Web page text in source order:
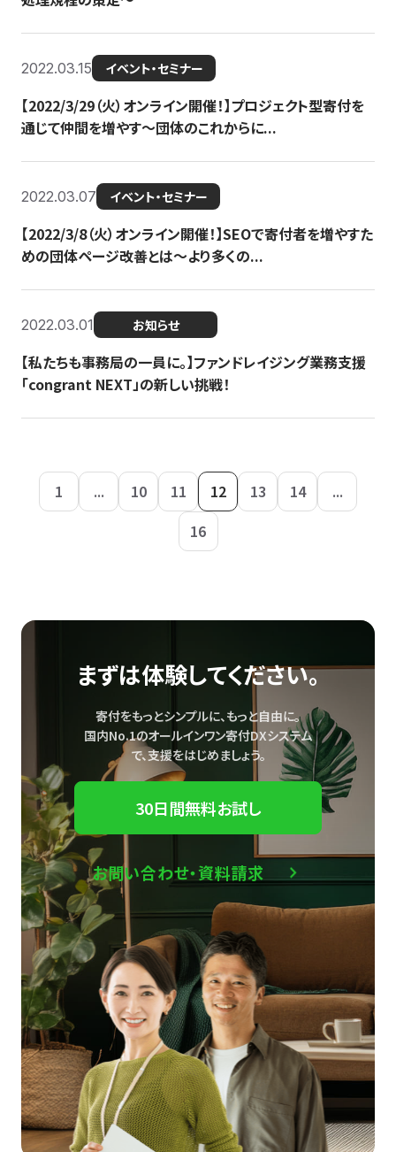
2022.03.15 イベント・セミナー
【2022/3/29（火）オンライン開催！】プロジェクト型寄付を
通じて仲間を増やす～団体のこれからに...
2022.03.07 イベント・セミナー
【2022/3/8（火）オンライン開催！】SEOで寄付者を増やすた
めの団体ページ改善とは～より多くの...
2022.03.01 お知らせ
【私たちも事務局の一員に。】ファンドレイジング業務支援
「congrant NEXT」の新しい挑戦！
1 ... 10 11 12 13 14
...
16
まずは体験してください。
寄付をもっとシンプルに、もっと自由に。
国内No.1のオールインワン寄付DXシステム
で、支援をはじめましょう。
30日間無料お試し
お問い合わせ・資料請求